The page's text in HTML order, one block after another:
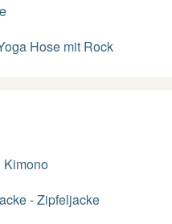
Hose mit Rock
Kimono
- Zipfeljacke